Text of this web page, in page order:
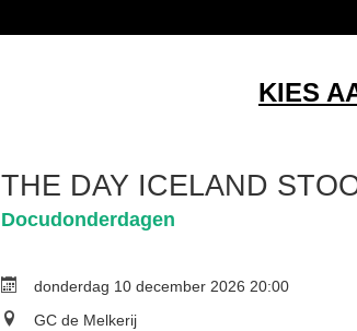
KIES
THE DAY ICELAND
Docudonderdagen
donderdag 10 december 2026 20:00
GC de Melkerij